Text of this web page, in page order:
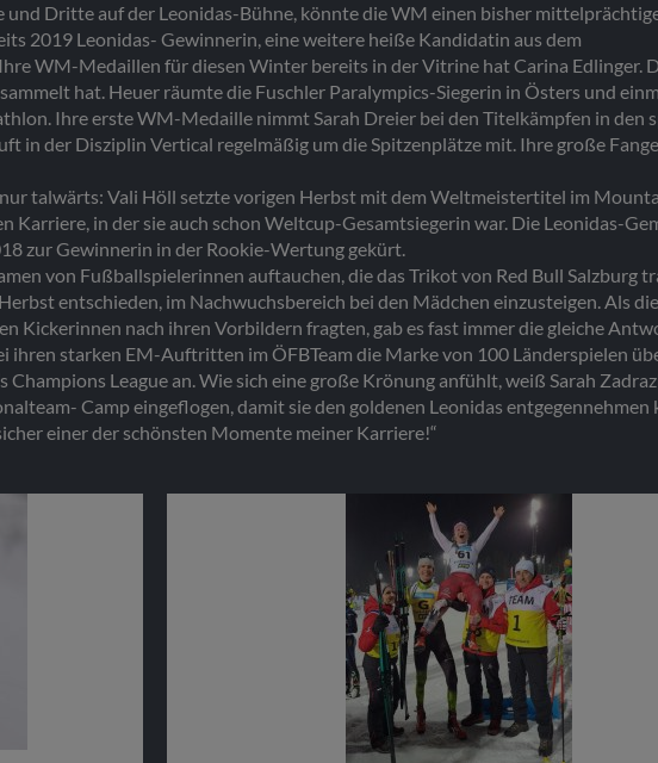
und Dritte auf der Leonidas-Bühne, könnte die WM einen bisher
2019 Leonidas- Gewinnerin, eine weitere heiße Kandidatin aus dem
WM-Medaillen für diesen Winter bereits in der Vitrine hat Carina Edlinger.
hat. Heuer räumte die Fuschler Paralympics-Siegerin in Östers und
Ihre erste WM-Medaille nimmt Sarah Dreier bei den Titelkämpfen in den
in der Disziplin Vertical regelmäßig um die Spitzenplätze mit. Ihre große
talwärts: Vali Höll setzte vorigen Herbst mit dem Weltmeistertitel im
in der sie auch schon Weltcup-Gesamtsiegerin war. Die Leonidas-
zur Gewinnerin in der Rookie-Wertung gekürt.
von Fußballspielerinnen auftauchen, die das Trikot von Red Bull Salzburg
entschieden, im Nachwuchsbereich bei den Mädchen einzusteigen. Als
Kickerinnen nach ihren Vorbildern fragten, gab es fast immer die gleiche
ihren starken EM-Auftritten im ÖFBTeam die Marke von 100 Länderspielen
League an. Wie sich eine große Krönung anfühlt, weiß Sarah
Camp eingeflogen, damit sie den goldenen Leonidas entgegennehmen
einer der schönsten Momente meiner Karriere!“